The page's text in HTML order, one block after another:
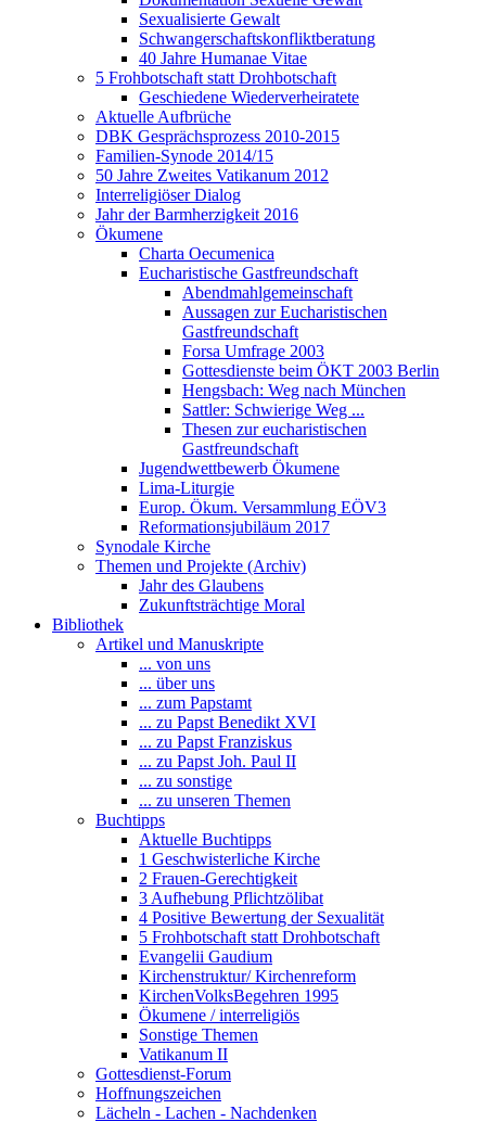
Sexualisierte Gewalt
Schwangerschaftskonfliktberatung
40 Jahre Humanae Vitae
5 Frohbotschaft statt Drohbotschaft
Geschiedene Wiederverheiratete
Aktuelle Aufbrüche
DBK Gesprächsprozess 2010-2015
Familien-Synode 2014/15
50 Jahre Zweites Vatikanum 2012
Interreligiöser Dialog
Jahr der Barmherzigkeit 2016
Ökumene
Charta Oecumenica
Eucharistische Gastfreundschaft
Abendmahlgemeinschaft
Aussagen zur Eucharistischen
Gastfreundschaft
Forsa Umfrage 2003
Gottesdienste beim ÖKT 2003 Berlin
Hengsbach: Weg nach München
Sattler: Schwierige Weg ...
Thesen zur eucharistischen
Gastfreundschaft
Jugendwettbewerb Ökumene
Lima-Liturgie
Europ. Ökum. Versammlung EÖV3
Reformationsjubiläum 2017
Synodale Kirche
Themen und Projekte (Archiv)
Jahr des Glaubens
Zukunftsträchtige Moral
Bibliothek
Artikel und Manuskripte
... von uns
... über uns
... zum Papstamt
... zu Papst Benedikt XVI
... zu Papst Franziskus
... zu Papst Joh. Paul II
... zu sonstige
... zu unseren Themen
Buchtipps
Aktuelle Buchtipps
1 Geschwisterliche Kirche
2 Frauen-Gerechtigkeit
3 Aufhebung Pflichtzölibat
4 Positive Bewertung der Sexualität
5 Frohbotschaft statt Drohbotschaft
Evangelii Gaudium
Kirchenstruktur/ Kirchenreform
KirchenVolksBegehren 1995
Ökumene / interreligiös
Sonstige Themen
Vatikanum II
Gottesdienst-Forum
Hoffnungszeichen
Lächeln - Lachen - Nachdenken